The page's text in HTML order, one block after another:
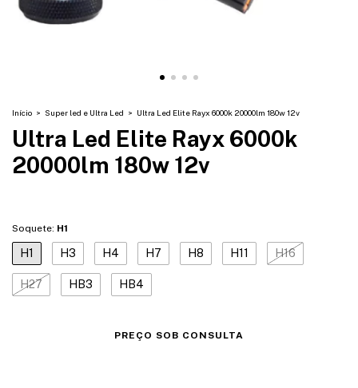
Início > Super led e Ultra Led > Ultra Led Elite Rayx 6000k 20000lm 180w 12v
Ultra Led Elite Rayx 6000k
20000lm 180w 12v
Soquete: H1
H1 H3 H4 H7 H8 H11 H16
H27 HB3 HB4